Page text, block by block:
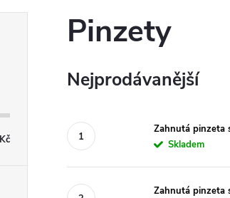
Kč
Pinzety
Nejprodávanější
Zahnutá pinzeta
Skladem
Zahnutá pinzeta